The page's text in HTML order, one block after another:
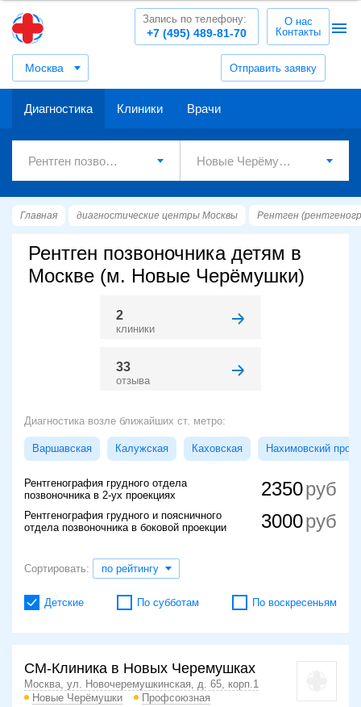
Москва Отправить заявку
+7 (495) 489-81-70
Запись по телефону:
О нас
Контакты
Диагностика Клиники Врачи
Главная диагностические центры Москвы Рентген
Рентген позвоночника детям в
Москве (м. Новые Черёмушки)
2
клиники
33
отзыва
Диагностика возле ближайших ст. метро:
Варшавская Калужская Каховская Нахимовский
Рентгенография грудного отдела
позвоночника в 2-ух проекциях
2350
Рентгенография грудного и поясничного
отдела позвоночника в боковой проекции
3000
Сортировать: по рейтингу
Детские По субботам По воскресеньям
СМ-Клиника в Новых Черемушках
Москва, ул. Новочеремушкинская, д. 65, корп.1
Новые Черёмушки
Профсоюзная